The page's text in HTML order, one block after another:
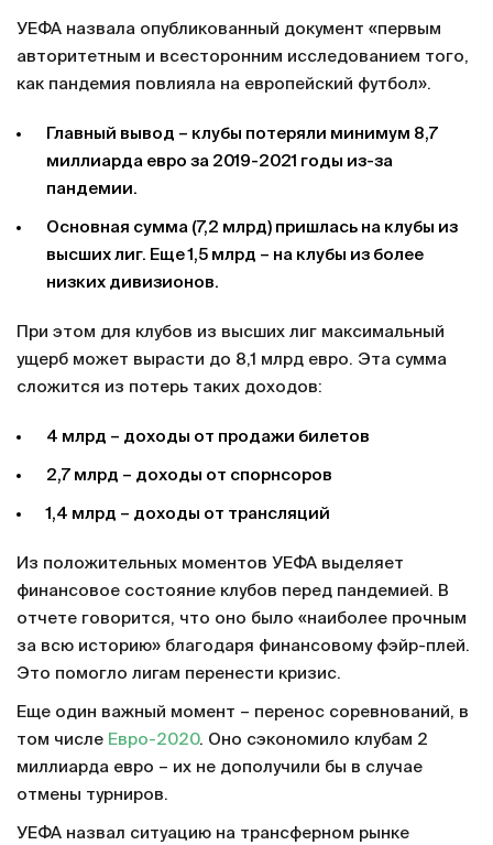
УЕФА назвала опубликованный документ «первым
авторитетным и всесторонним исследованием того,
как пандемия повлияла на европейский футбол».
Главный вывод – клубы потеряли минимум 8,7
миллиарда евро за 2019-2021 годы из-за
пандемии.
Основная сумма (7,2 млрд) пришлась на клубы из
высших лиг. Еще 1,5 млрд – на клубы из более
низких дивизионов.
При этом для клубов из высших лиг максимальный
ущерб может вырасти до 8,1 млрд евро. Эта сумма
сложится из потерь таких доходов:
4 млрд – доходы от продажи билетов
2,7 млрд – доходы от спорнсоров
1,4 млрд – доходы от трансляций
Из положительных моментов УЕФА выделяет
финансовое состояние клубов перед пандемией. В
отчете говорится, что оно было «наиболее прочным
за всю историю» благодаря финансовому фэйр-плей.
Это помогло лигам перенести кризис.
Еще один важный момент – перенос соревнований, в
том числе Евро-2020. Оно сэкономило клубам 2
миллиарда евро – их не дополучили бы в случае
отмены турниров.
УЕФА назвал ситуацию на трансферном рынке